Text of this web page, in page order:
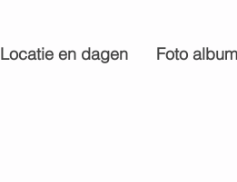
Locatie en dagen Foto album